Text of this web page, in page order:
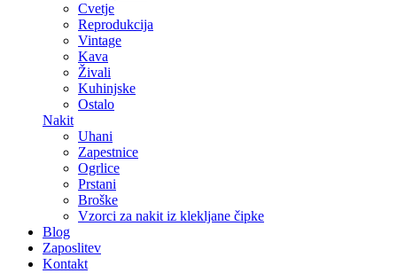
Cvetje
Reprodukcija
Vintage
Kava
Živali
Kuhinjske
Ostalo
Nakit
Uhani
Zapestnice
Ogrlice
Prstani
Broške
Vzorci za nakit iz klekljane čipke
Blog
Zaposlitev
Kontakt